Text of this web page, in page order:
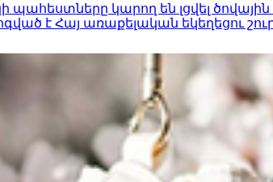
պահեստները կարող են լցվել
է Հայ առաքելական եկեղեցու